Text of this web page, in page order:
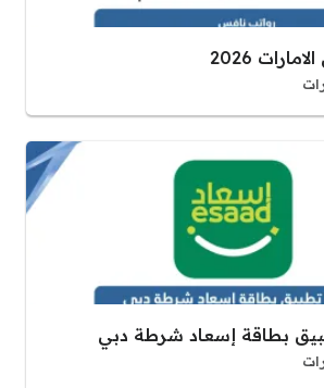
2026
بطاقة إسعاد شرطة دبي